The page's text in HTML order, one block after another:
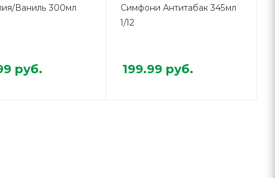
Ваниль 300мл
руб.
Симфони Антитабак 345мл
1/12
199.99 руб.